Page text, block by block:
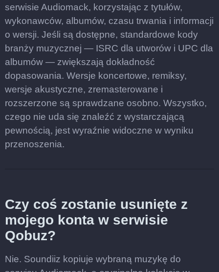
serwisie Audiomack, korzystając z tytułów,
wykonawców, albumów, czasu trwania i informacji
o wersji. Jeśli są dostępne, standardowe kody
branży muzycznej — ISRC dla utworów i UPC dla
albumów — zwiększają dokładność
dopasowania. Wersje koncertowe, remiksy,
wersje akustyczne, zremasterowane i
rozszerzone są sprawdzane osobno. Wszystko,
czego nie uda się znaleźć z wystarczającą
pewnością, jest wyraźnie widoczne w wyniku
przenoszenia.
Czy coś zostanie usunięte z
mojego konta w serwisie
Qobuz?
Nie. Soundiiz kopiuje wybraną muzykę do